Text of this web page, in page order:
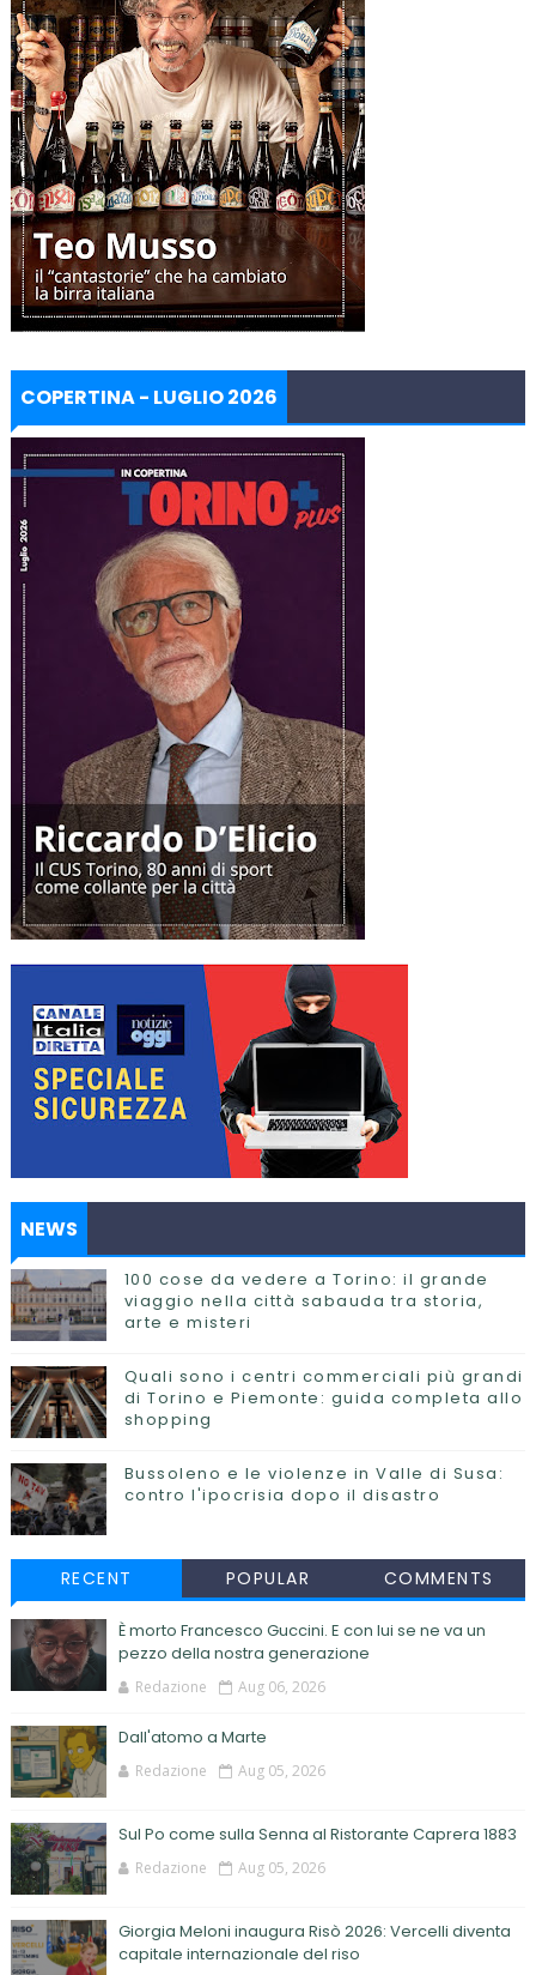
COPERTINA - LUGLIO 2026
NEWS
100 cose da vedere a Torino: il grande
viaggio nella città sabauda tra storia,
arte e misteri
Quali sono i centri commerciali più grandi
di Torino e Piemonte: guida completa allo
shopping
Bussoleno e le violenze in Valle di Susa:
contro l'ipocrisia dopo il disastro
RECENT POPULAR COMMENTS
È morto Francesco Guccini. E con lui se ne va un
pezzo della nostra generazione
Redazione Aug 06, 2026
Dall'atomo a Marte
Redazione Aug 05, 2026
Sul Po come sulla Senna al Ristorante Caprera 1883
Redazione Aug 05, 2026
Giorgia Meloni inaugura Risò 2026: Vercelli diventa
capitale internazionale del riso